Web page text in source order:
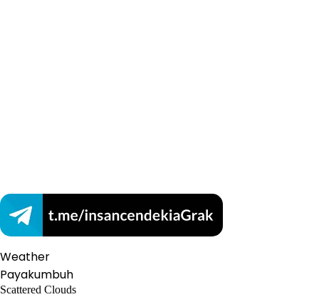
Weather
Payakumbuh
Scattered Clouds